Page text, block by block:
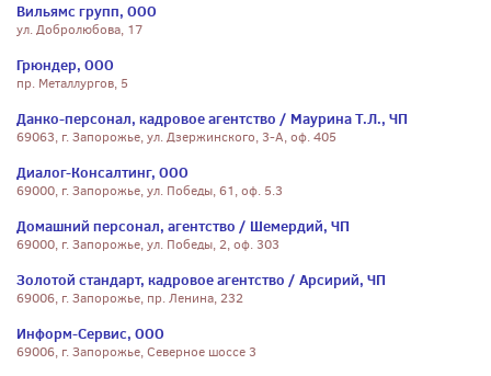
Вильямс групп, ООО
ул. Добролюбова, 17
Грюндер, ООО
пр. Металлургов, 5
Данко-персонал, кадровое агентство / Маурина Т.Л., ЧП
69063, г. Запорожье, ул. Дзержинского, 3-А, оф. 405
Диалог-Консалтинг, ООО
69000, г. Запорожье, ул. Победы, 61, оф. 5.3
Домашний персонал, агентство / Шемердий, ЧП
69000, г. Запорожье, ул. Победы, 2, оф. 303
Золотой стандарт, кадровое агентство / Арсирий, ЧП
69006, г. Запорожье, пр. Ленина, 232
Информ-Сервис, ООО
69006, г. Запорожье, Северное шоссе 3